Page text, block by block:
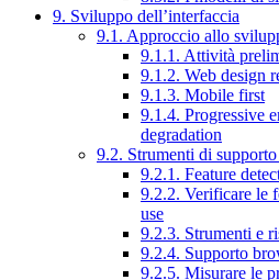
9. Sviluppo dell’interfaccia
9.1. Approccio allo
9.1.1. Attività
9.1.2. Web design
9.1.3. Mobile first
9.1.4. Progressive
degradation
9.2. Strumenti di
9.2.1. Feature
9.2.2. Verificare le
use
9.2.3. Strumenti e
9.2.4. Supporto
9.2.5. Misurare le